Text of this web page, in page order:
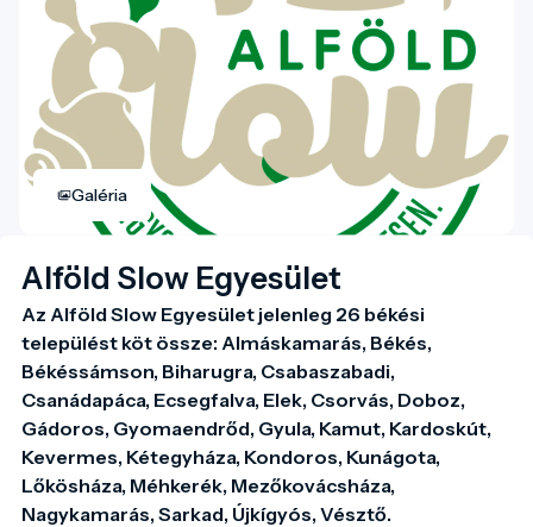
Galéria
Alföld Slow Egyesület
Az Alföld Slow Egyesület jelenleg 26 békési
települést köt össze: Almáskamarás, Békés,
Békéssámson, Biharugra, Csabaszabadi,
Csanádapáca, Ecsegfalva, Elek, Csorvás, Doboz,
Gádoros, Gyomaendrőd, Gyula, Kamut, Kardoskút,
Kevermes, Kétegyháza, Kondoros, Kunágota,
Lőkösháza, Méhkerék, Mezőkovácsháza,
Nagykamarás, Sarkad, Újkígyós, Vésztő.